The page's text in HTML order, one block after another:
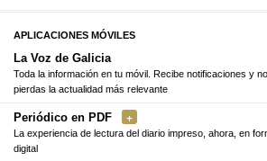
APLICACIONES MÓVILES
La Voz de Galicia
Toda la información en tu móvil. Recibe notificaciones y
pierdas la actualidad más relevante
Periódico en PDF
La experiencia de lectura del diario impreso, ahora, en
digital